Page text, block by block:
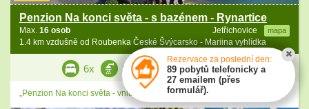
Penzion Na konci světa - s bazénem - Rynartice
Jetřichovice mapa
Max. 16 osob
1.4 km vzdušně od Roubenka České Švýcarsko - Mariina vyhlídka
6x 3x 3x
Ceník
ZDE
„Penzion Na konci světa - vnitřní vyhřívaný bazén a sauna.“
Rezervace za poslední den:
89 pobytů telefonicky a
27 emailem (přes
formulář).